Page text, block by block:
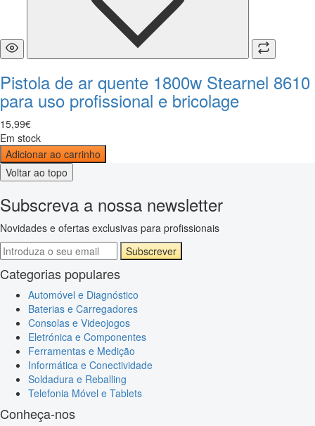
Pistola de ar quente 1800w Stearnel 8610
para uso profissional e bricolage
15,99€
Em stock
Adicionar ao carrinho
Voltar ao topo
Subscreva a nossa newsletter
Novidades e ofertas exclusivas para profissionais
Subscrever
Categorias populares
Automóvel e Diagnóstico
Baterias e Carregadores
Consolas e Videojogos
Eletrónica e Componentes
Ferramentas e Medição
Informática e Conectividade
Soldadura e Reballing
Telefonia Móvel e Tablets
Conheça-nos